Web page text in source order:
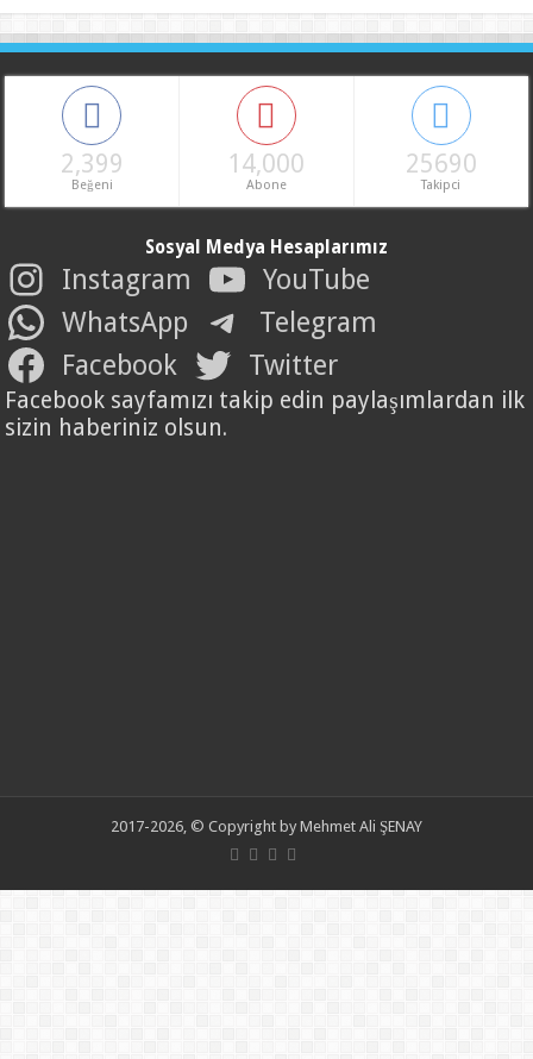
2,399
Beğeni
14,000
Abone
25690
Takipci
Sosyal Medya Hesaplarımız
Instagram
YouTube
WhatsApp
Telegram
Facebook
Twitter
Facebook sayfamızı takip edin paylaşımlardan ilk
sizin haberiniz olsun.
2017-2026, © Copyright by Mehmet Ali ŞENAY